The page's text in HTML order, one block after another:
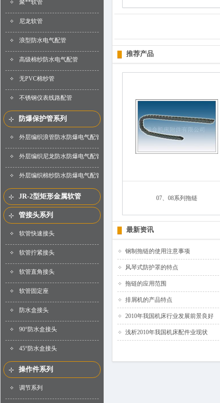
聚**软管
尼龙软管
浪型防水电气配管
高级棉纱防水电气配管
无PVC棉纱管
不锈钢仪表线路配管
防爆保护管系列
外层编织浪管防水防爆电气配管
外层编织尼龙防水防爆电气配管
外层编织棉纱防水防爆电气配管
JR-2型矩形金属软管
管接头系列
软管快速接头
软管拧紧接头
软管直角接头
软管固定座
防水盒接头
90°防水盒接头
45°防水盒接头
操作件系列
调节系列
推荐产品
07、08系列拖链
最新资讯
钢制拖链的使用注意事项
风琴式防护罩的特点
拖链的应用范围
排屑机的产品特点
2010年我国机床行业发展前景良好
浅析2010年我国机床配件业现状